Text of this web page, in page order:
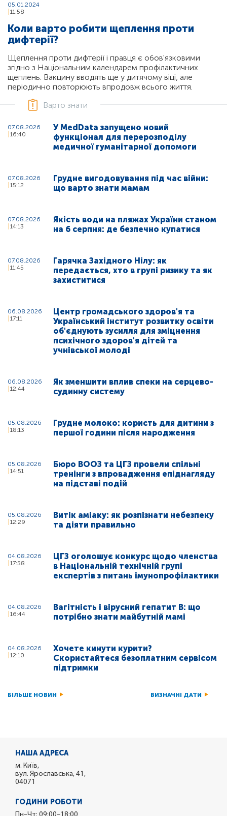
05.01.2024
11:58
Коли варто робити щеплення проти
дифтерії?
Щеплення проти дифтерії і правця є обов'язковими
згідно з Національним календарем профілактичних
щеплень. Вакцину вводять ще у дитячому віці, але
періодично повторюють впродовж всього життя.
Варто знати
07.08.2026
16:40
У MedData запущено новий
функціонал для перерозподілу
медичної гуманітарної допомоги
07.08.2026
15:12
Грудне вигодовування під час війни:
що варто знати мамам
07.08.2026
14:13
Якість води на пляжах України станом
на 6 серпня: де безпечно купатися
07.08.2026
11:45
Гарячка Західного Нілу: як
передається, хто в групі ризику та як
захиститися
06.08.2026
17:11
Центр громадського здоров'я та
Український інститут розвитку освіти
об'єднують зусилля для зміцнення
психічного здоров'я дітей та
учнівської молоді
06.08.2026
12:44
Як зменшити вплив спеки на серцево-
судинну систему
05.08.2026
18:13
Грудне молоко: користь для дитини з
першої години після народження
05.08.2026
14:51
Бюро ВООЗ та ЦГЗ провели спільні
тренінги з впровадження епіднагляду
на підставі подій
05.08.2026
12:29
Витік аміаку: як розпізнати небезпеку
та діяти правильно
04.08.2026
17:58
ЦГЗ оголошує конкурс щодо членства
в Національній технічній групі
експертів з питань імунопрофілактики
04.08.2026
16:44
Вагітність і вірусний гепатит В: що
потрібно знати майбутній мамі
04.08.2026
12:10
Хочете кинути курити?
Скористайтеся безоплатним сервісом
підтримки
БІЛЬШЕ НОВИН ВИЗНАЧНІ ДАТИ
НАША АДРЕСА
м. Київ,
вул. Ярославська, 41,
04071
ГОДИНИ РОБОТИ
Пн–Чт: 09:00–18:00